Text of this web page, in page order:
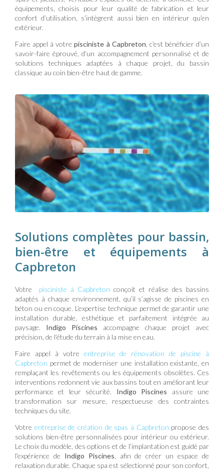
équipements, choisis pour leur qualité de fabrication et leur
confort d’utilisation, s’intègrent aussi bien en intérieur qu’en
extérieur.
Faire appel à votrepisciniste à Capbreton , c’est bénéficier d’un
savoir-faire éprouvé, d’un accompagnement personnalisé et de
solutions techniques adaptées à chaque projet, du bassin
classique au coin bien-être haut de gamme.
Solutions complètes pour bassin,
bien-être et équipements à
Capbreton
Votre pisciniste à Capbreton conçoit et réalise des bassins
adaptés à chaque environnement, qu’il s’agisse de piscines en
béton ou en coque. L’expertise technique permet de garantir une
installation durable, esthétique et parfaitement intégrée au
paysage. Indigo Piscines accompagne chaque projet avec
précision, de l’étude du terrain à la mise en eau.
Faire appel à votre entreprise de rénovation de piscine à
Capbreton permet de moderniser une installation existante, en
remplaçant les revêtements ou les équipements obsolètes. Ces
interventions redonnent vie aux bassins tout en améliorant leur
performance et leur sécurité. Indigo Piscines assure une
transformation sur mesure, respectueuse des contraintes
techniques du site.
Votre entreprise de création de spas à Capbreton propose des
solutions bien-être personnalisées pour intérieur ou extérieur.
Le choix du modèle, des options et de l’implantation est guidé par
l’expérience de Indigo Piscines , afin de créer un espace de
relaxation durable. Chaque spa est sélectionné pour son confort,